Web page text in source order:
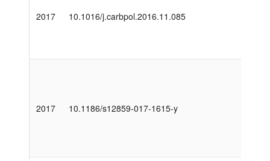
2017 10.1016/j.carbpol.2016.11.085
2017 10.1186/s12859-017-1615-y